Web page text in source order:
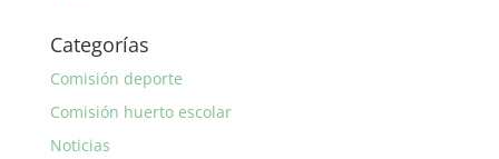
Categorías
Comisión deporte
Comisión huerto escolar
Noticias